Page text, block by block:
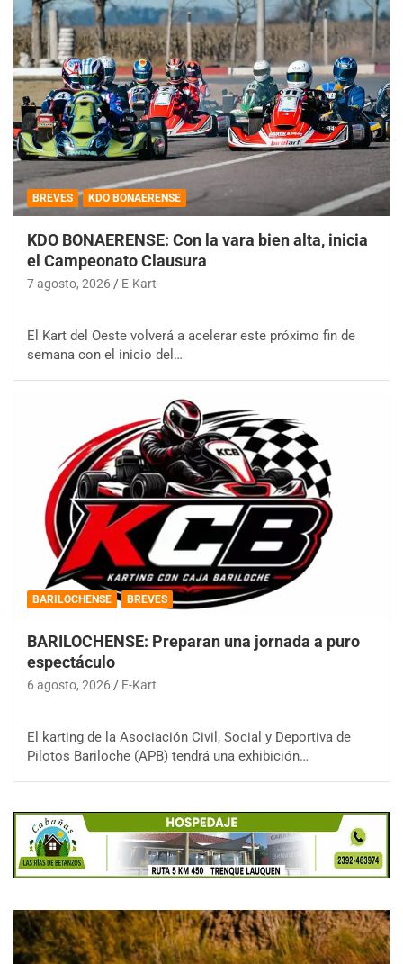
BREVES KDO BONAERENSE
KDO BONAERENSE: Con la vara bien alta, inicia
el Campeonato Clausura
7 agosto, 2026 E-Kart
El Kart del Oeste volverá a acelerar este próximo fin de
semana con el inicio del…
BARILOCHENSE BREVES
BARILOCHENSE: Preparan una jornada a puro
espectáculo
6 agosto, 2026 E-Kart
El karting de la Asociación Civil, Social y Deportiva de
Pilotos Bariloche (APB) tendrá una exhibición…